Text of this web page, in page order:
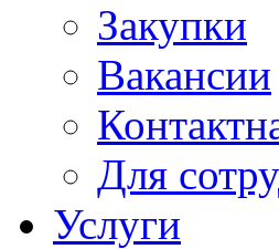
Закупки
Вакансии
Для
Услуги